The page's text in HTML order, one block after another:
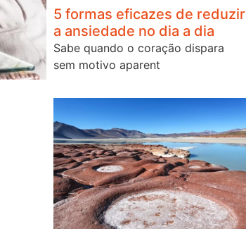
5 formas eficazes de reduzir
a ansiedade no dia a dia
Sabe quando o coração dispara
sem motivo aparent